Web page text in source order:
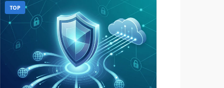
TOP